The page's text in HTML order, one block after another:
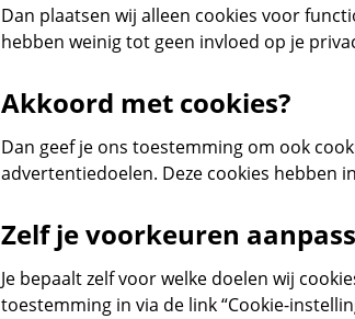
Dan plaatsen wij alleen cookies voor
hebben weinig tot geen invloed op je
Akkoord met cookies?
Dan geef je ons toestemming om ook
advertentiedoelen. Deze cookies hebben
Zelf je voorkeuren
Je bepaalt zelf voor welke doelen wij
toestemming in via de link “Cookie-